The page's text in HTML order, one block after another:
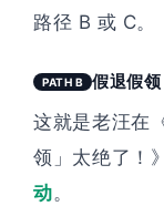
路径 B 或 C。
PATH B 假退假
这就是老汪在
领」太绝了！
动。